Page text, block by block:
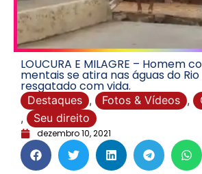
LOUCURA E MILAGRE – Homem
mentais se atira nas águas do
resgatado com vida.
Destaques , Fotos & Vídeos ,
,
Seu direito
dezembro 10, 2021